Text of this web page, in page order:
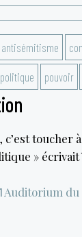
antisémitisme
politique pouvoir
toucher
» écrivait
Auditorium du